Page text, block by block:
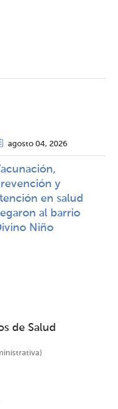
agosto 04, 2026
y
en salud
al barrio
Niño
de Salud